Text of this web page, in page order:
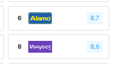
6 8.7
8 8,6